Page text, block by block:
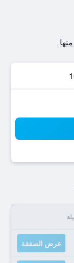
عرض الصفقة